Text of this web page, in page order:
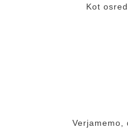
Kot